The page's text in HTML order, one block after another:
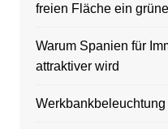
freien Fläche ein
Warum Spanien für
attraktiver wird